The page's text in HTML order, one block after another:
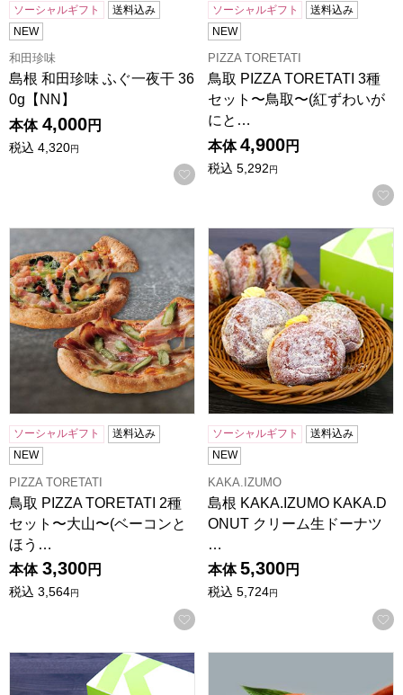
ソーシャルギフト
送料込み
NEW
和田珍味
島根 和田珍味 ふぐ一夜干 36
0g【NN】
本体 4,000円
税込 4,320円
お気に入りに登録する
ソーシャルギフト
送料込み
NEW
PIZZA TORETATI
鳥取 PIZZA TORETATI 3種
セット〜鳥取〜(紅ずわいが
にと…
本体 4,900円
税込 5,292円
鳥取 PIZZA TORETATI 2種セット〜大山〜(ベーコンとほ
ソーシャルギフト
送料込み
NEW
PIZZA TORETATI
鳥取 PIZZA TORETATI 2種
セット〜大山〜(ベーコンと
ほう…
本体 3,300円
税込 3,564円
お気に入りに登録する
島根 KAKA.IZUMO
ソーシャルギフト
送料込み
NEW
KAKA.IZUMO
島根 KAKA.IZUMO KAKA.D
ONUT クリーム生ドーナツ
…
本体 5,300円
税込 5,724円
島根 KAKA.IZUMO KAKA.DONUT クリーム生ドーナツ 4個